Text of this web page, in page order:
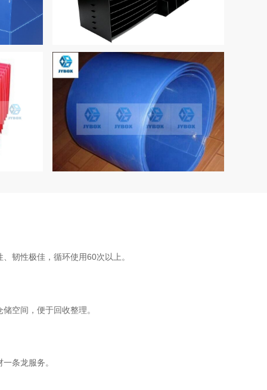
韧性极佳，循环使用60次以上。
空间，便于回收整理。
条龙服务。